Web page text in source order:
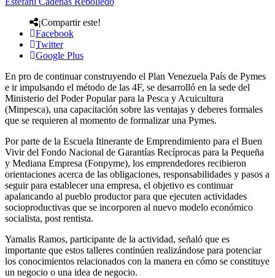
¡Compartir este!
Facebook
Twitter
Google Plus
En pro de continuar construyendo el Plan Venezuela País de Pymes
e ir impulsando el método de las 4F, se desarrolló en la sede del
Ministerio del Poder Popular para la Pesca y Acuicultura
(Minpesca), una capacitación sobre las ventajas y deberes formales
que se requieren al momento de formalizar una Pymes.
Por parte de la Escuela Itinerante de Emprendimiento para el Buen
Vivir del Fondo Nacional de Garantías Recíprocas para la Pequeña
y Mediana Empresa (Fonpyme), los emprendedores recibieron
orientaciones acerca de las obligaciones, responsabilidades y pasos a
seguir para establecer una empresa, el objetivo es continuar
apalancando al pueblo productor para que ejecuten actividades
socioproductivas que se incorporen al nuevo modelo económico
socialista, post rentista.
Yamalis Ramos, participante de la actividad, señaló que es
importante que estos talleres continúen realizándose para potenciar
los conocimientos relacionados con la manera en cómo se constituye
un negocio o una idea de negocio.